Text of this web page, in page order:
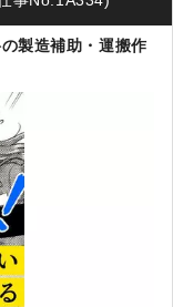
製造補助・運搬作